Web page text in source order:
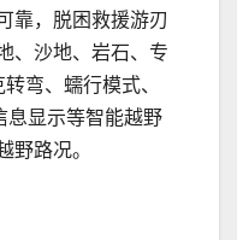
靠，脱困救援游刃
、沙地、岩石、专
弯、蠕行模式、
息显示等智能越野
野路况。